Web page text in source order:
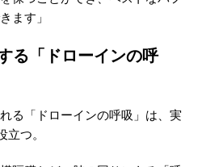
ます」
る「ドローインの呼
る「ドローインの呼吸」は、実
立つ。